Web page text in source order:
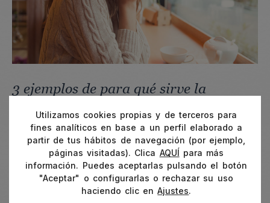
3 ejemplos de para qué sirve la
inteligencia emocional
Entender para qué sirve la inteligencia
emocional es comprender también quetodas
las personas tenemos emociones y
reacciones emocionales únicas. Por tanto,
trabajar la inteligencia emocional (sea por
Utilizamos cookies propias y de terceros para
fines analíticos en base a un perfil elaborado a
partir de tus hábitos de navegación (por ejemplo,
páginas visitadas). Clica AQUÍ para más
información. Puedes aceptarlas pulsando el botón
"Aceptar" o configurarlas o rechazar su uso
haciendo clic enAjustes.